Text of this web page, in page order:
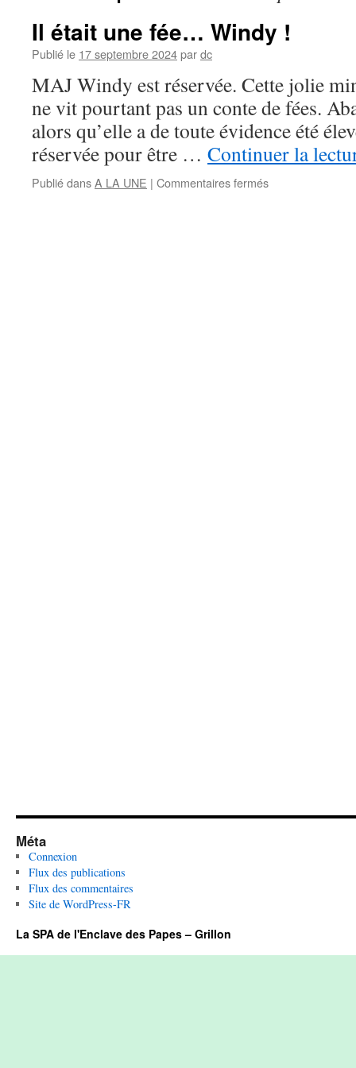
Il était une fée… Windy !
Publié le 17 septembre 2024pardc
MAJ Windy est réservée. Cette jolie
ne vit pourtant pas un conte de fées.
alors qu’elle a de toute évidence été
réservée pour être … Continuer la
Publié dansA LA UNE | Commentaires ferméssur
Méta
Connexion
Flux des publications
Flux des commentaires
Site de WordPress-FR
La SPA de l'Enclave des Papes – Grillon